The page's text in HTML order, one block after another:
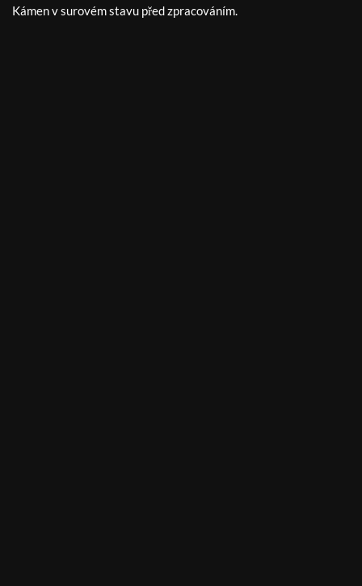
Kámen v surovém stavu před zpracováním.